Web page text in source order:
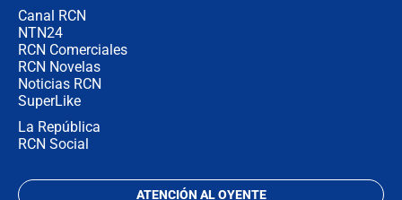
Canal RCN
NTN24
RCN Comerciales
RCN Novelas
Noticias RCN
SuperLike
La República
RCN Social
ATENCIÓN AL OYENTE